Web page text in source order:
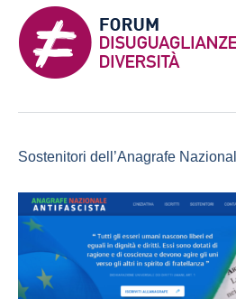
Sostenitori dell’Anagrafe